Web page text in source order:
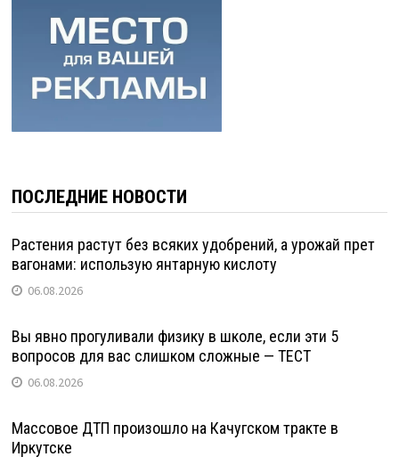
ПОСЛЕДНИЕ НОВОСТИ
Растения растут без всяких удобрений, а урожай прет
вагонами: использую янтарную кислоту
06.08.2026
Вы явно прогуливали физику в школе, если эти 5
вопросов для вас слишком сложные — ТЕСТ
06.08.2026
Массовое ДТП произошло на Качугском тракте в
Иркутске